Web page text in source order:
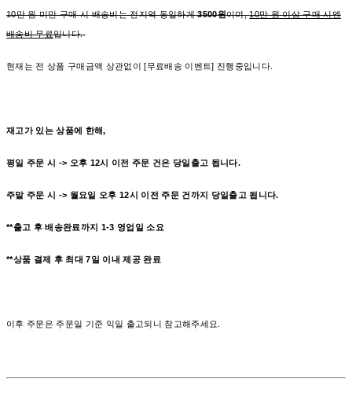
10만 원 미만 구매 시 배송비는 전지역 동일하게3500원이며,10만 원 이상 구매 시엔
배송비 무료입니다.
현재는 전 상품 구매금액 상관없이 [무료배송 이벤트] 진행중입니다.
재고가 있는 상품에 한해,
평일 주문 시 -> 오후 12시 이전 주문 건은 당일출고 됩니다.
주말 주문 시 -> 월요일 오후 12시 이전 주문 건까지 당일출고 됩니다.
**출고 후 배송완료까지 1-3 영업일 소요
**상품 결제 후 최대 7일 이내 제공 완료
이후 주문은 주문일 기준 익일 출고되니 참고해주세요.